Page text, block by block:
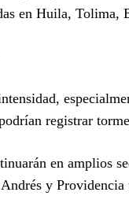
en Huila, Tolima,
registrar
en amplios
y